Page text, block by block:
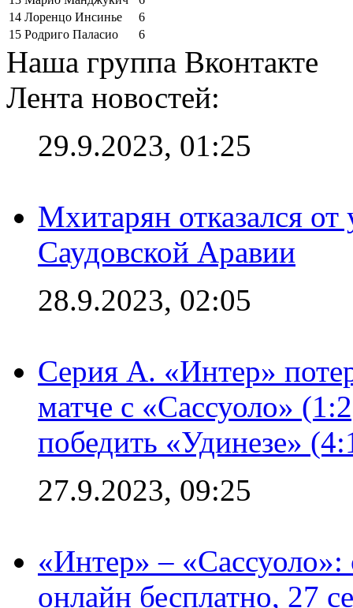
14 Лоренцо Инсинье
6
15 Родриго Паласио 6
Наша группа Вконтакте
Лента новостей:
29.9.2023, 01:25
Мхитарян отказался от
Саудовской Аравии
28.9.2023, 02:05
Серия А. «Интер»
матче с «Сассуоло»
победить «Удинезе»
27.9.2023, 09:25
«Интер» –
онлайн бесплатно, 27